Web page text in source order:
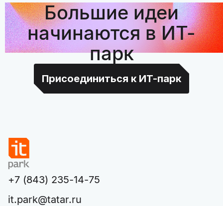
Большие идеи
начинаются в ИТ-
парк
Присоединиться к ИТ-парк
+7 (843) 235-14-75
it.park@tatar.ru